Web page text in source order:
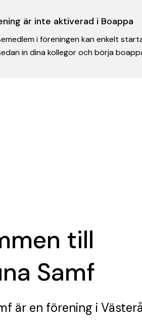
är inte aktiverad i Boappa
i föreningen kan enkelt
in dina kollegor och börja
till
Samf
är en förening i